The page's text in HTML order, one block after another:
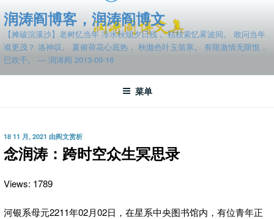
至
容
润涛阎博客，润涛阎博文
【摊破浣溪沙】老树忆当年 冷水秋烟夕日残， 枯枝索忆雾波间。 敢问当年
谁更茂？ 洛神叹。 夏俯荷花心底热， 秋抛色叶玉笛寒。 有限激情无限恨，
已吹干。 — 润涛阎 2013-09-16
菜单
发
布
于
18 11 月, 2021 由阎文赏析
念润涛：跨时空众生冥思录
Views: 1789
河银系母元2211年02月02日，在星系中央图书馆内，有位青年正